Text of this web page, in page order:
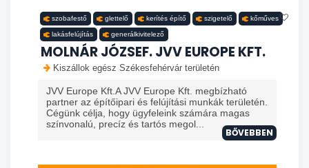
szobafestő glettelő kerítés építő szigetelő kőműves
lakásfelújítás generálkivitelező
MOLNÁR JÓZSEF. JVV EUROPE KFT.
Kiszállok egész Székesfehérvár területén
JVV Europe Kft.A JVV Europe Kft. megbízható
partner az építőipari és felújítási munkák területén.
Cégünk célja, hogy ügyfeleink számára magas
színvonalú, precíz és tartós megol...
BŐVEBBEN